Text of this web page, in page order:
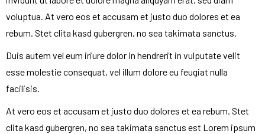
voluptua. At vero eos et accusam et justo duo dolores et ea
rebum. Stet clita kasd gubergren, no sea takimata sanctus.
Duis autem vel eum iriure dolor in hendrerit in vulputate velit
esse molestie consequat, vel illum dolore eu feugiat nulla
facilisis.
At vero eos et accusam et justo duo dolores et ea rebum. Stet
clita kasd gubergren, no sea takimata sanctus est Lorem ipsum